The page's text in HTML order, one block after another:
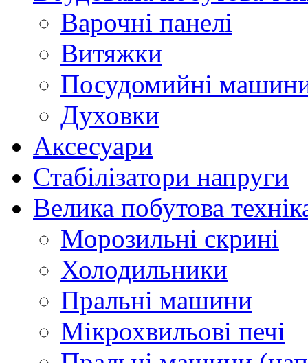
Варочні панелі
Витяжки
Посудомийні
Духовки
Аксесуари
Стабілізатори напруги
Велика побутова
Морозильні скрині
Холодильники
Пральні машини
Мікрохвильові печі